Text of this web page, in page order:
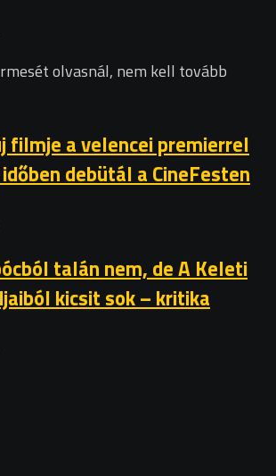
olvasnál, nem kell tovább
filmje a velencei premierrel
debütál a CineFesten
talán nem, de A Keleti
kicsit sok – kritika